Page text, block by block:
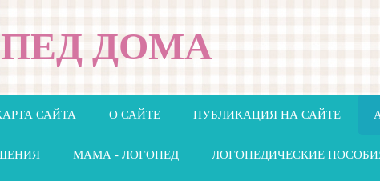
ДОМА
САЙТА О САЙТЕ ПУБЛИКАЦИЯ НА САЙТЕ
МАМА - ЛОГОПЕД ЛОГОПЕДИЧЕСКИЕ